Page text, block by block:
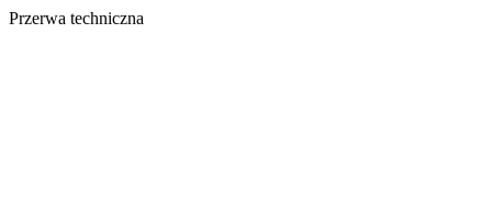
Przerwa techniczna